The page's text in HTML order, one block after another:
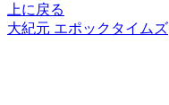
上に戻る
大紀元 エポックタイムズ